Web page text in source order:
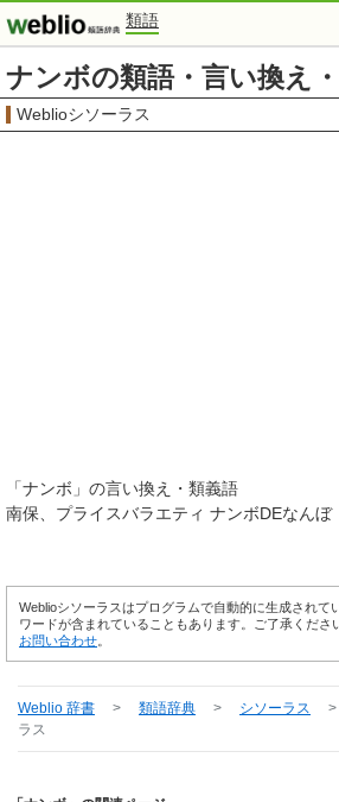
類語
ナンボの類語・言い換え
Weblioシソーラス
「ナンボ 」の言い換え・類義語
南保
プライスバラエティ ナンボDEなんぼ
Weblioシソーラスはプログラムで自動的に生成されて
ワードが含まれていることもあります。ご了承くださ
お問い合わせ
Weblio 辞書 > 類語辞典 > シソーラス >
ラス